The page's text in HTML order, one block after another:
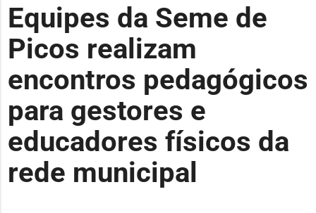
Equipes da Seme de
Picos realizam
encontros pedagógicos
para gestores e
educadores físicos da
rede municipal